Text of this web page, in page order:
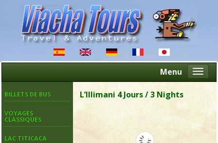
Menu
BILLETS DE BUS
VOYAGES
CLASSIQUES
LAC TITICACA
L’Illimani 4 Jours / 3 Nights